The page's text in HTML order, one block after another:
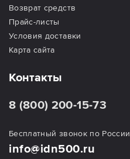
Возврат средств
Прайс-листы
Условия доставки
Карта сайта
Контакты
8 (800) 200-15-73
Бесплатный звонок по России
info@idn500.ru